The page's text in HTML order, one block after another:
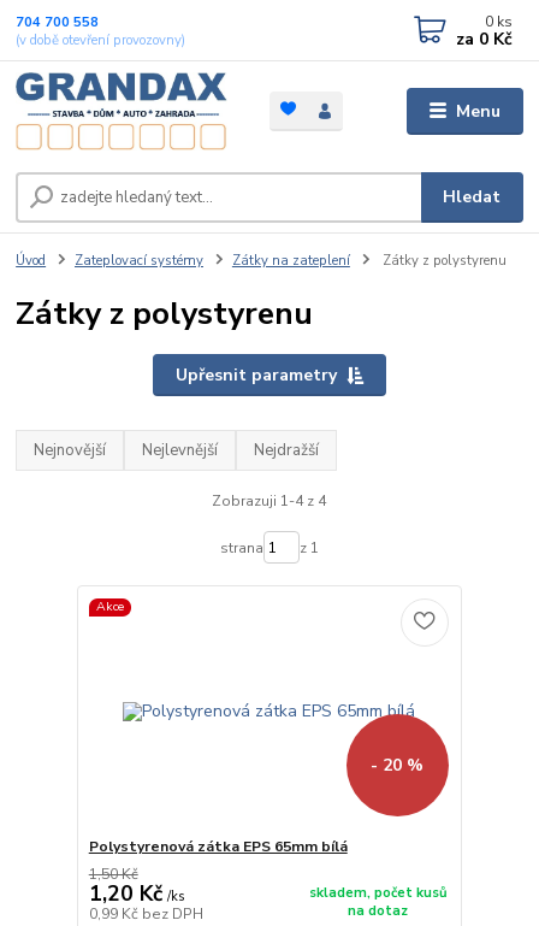
Menu
Hledat
704 700 558
(v době otevření provozovny)
0 ks
za 0 Kč
Úvod Zateplovací systémy Zátky na zateplení Zátky z polystyrenu
Zátky z polystyrenu
Upřesnit parametry
Nejnovější Nejlevnější Nejdražší
Zobrazuji 1-4 z 4
strana z 1
Akce
- 20 %
Polystyrenová zátka EPS 65mm bílá
1,50 Kč
1,20 Kč /ks
0,99 Kč bez DPH
skladem, počet kusů
na dotaz